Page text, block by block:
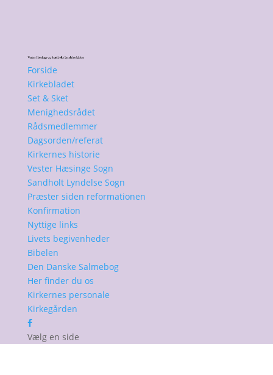
Forside
Kirkebladet
Set & Sket
Menighedsrådet
Rådsmedlemmer
Dagsorden/referat
Kirkernes historie
Vester Hæsinge Sogn
Sandholt Lyndelse Sogn
Præster siden reformationen
Konfirmation
Nyttige links
Livets begivenheder
Bibelen
Den Danske Salmebog
Her finder du os
Kirkernes personale
Kirkegården
Vælg en side